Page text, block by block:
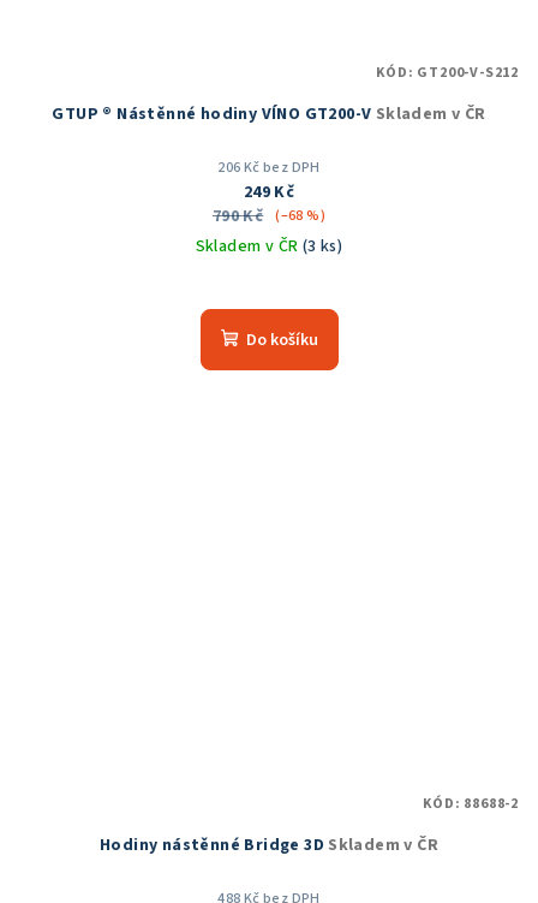
GTUP ® Nástěnné hodiny VÍNO GT200-V Skladem v ČR
206 Kč bez DPH
249 Kč
790 Kč (–68 %)
Skladem v ČR (3 ks)
hodnocení
produktu
Do košíku
KÓD: GT200-V-S212
Hodiny nástěnné Bridge 3D Skladem v ČR
KÓD: 88688-2